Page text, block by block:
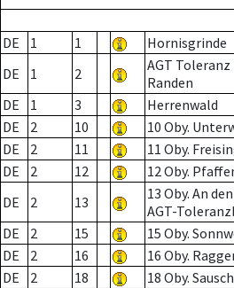
DE 1 1 Hornisgrinde
DE
1 2
AGT
Randen
DE
1 3 Herrenwald
DE
2 10 10 Oby.
DE
2 11 11 Oby.
DE
2 12 12 Oby.
DE
2 13
13 Oby. An
AGT-
DE
2 15 15 Oby.
DE
2 16 16 Oby.
DE
2 18 18 Oby.